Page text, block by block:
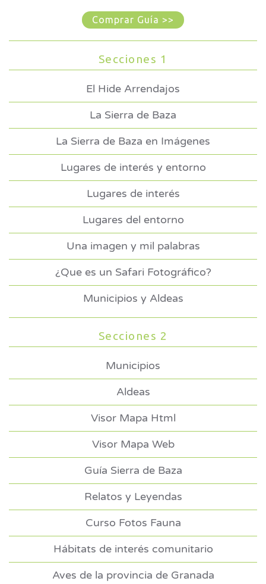
Comprar Guía >>
Secciones 1
El Hide Arrendajos
La Sierra de Baza
La Sierra de Baza en Imágenes
Lugares de interés y entorno
Lugares de interés
Lugares del entorno
Una imagen y mil palabras
¿Que es un Safari Fotográfico?
Municipios y Aldeas
Secciones 2
Municipios
Aldeas
Visor Mapa Html
Visor Mapa Web
Guía Sierra de Baza
Relatos y Leyendas
Curso Fotos Fauna
Hábitats de interés comunitario
Aves de la provincia de Granada